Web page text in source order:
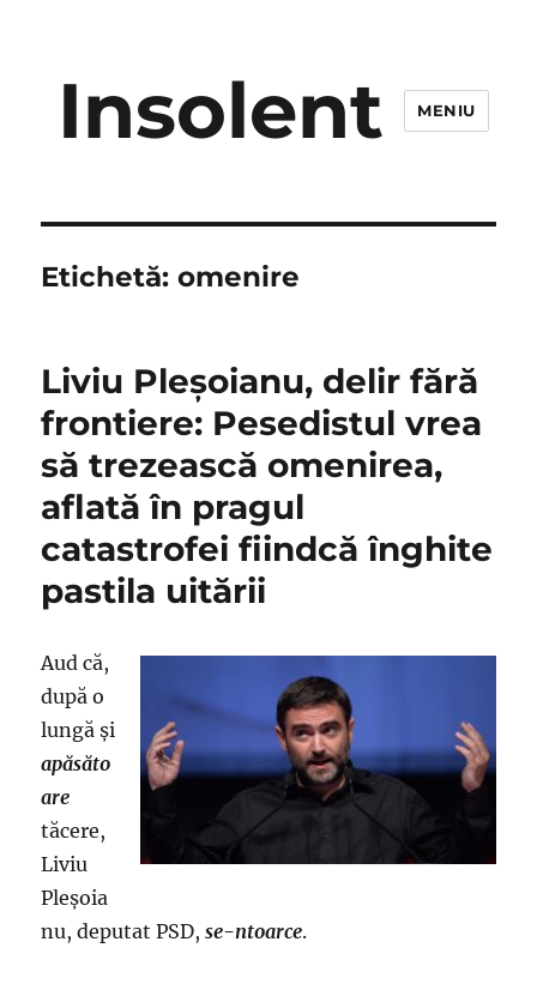
Insolent MENIU
Etichetă:omenire
Liviu Pleşoianu, delir fără
frontiere: Pesedistul vrea
să trezească omenirea,
aflată în pragul
catastrofei fiindcă înghite
pastila uitării
Aud că,
după o
lungă şi
apăsăto
are
tăcere,
Liviu
Pleşoia
nu, deputat PSD,se-ntoarce.